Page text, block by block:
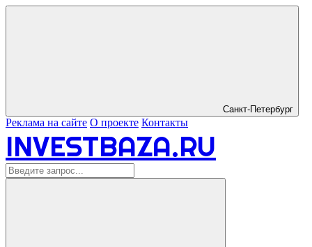
Санкт-Петербург
Реклама на сайте О проекте Контакты
INVESTBAZA.RU